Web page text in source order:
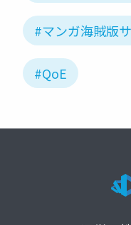
#マンガ海賊版
#QoE